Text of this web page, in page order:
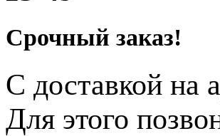
Срочный заказ!
С доставкой на
Для этого